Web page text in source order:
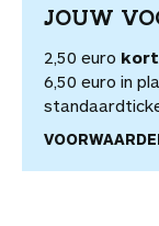
JOUW
2,50 euro
6,50 euro in